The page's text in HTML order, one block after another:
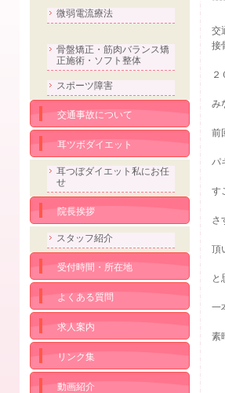
交
接
２
み
前
パ
す
さ
頂
と
一
素
微弱電流療法
骨盤矯正・筋肉バランス矯
正施術・ソフト整体
スポーツ障害
交通事故について
耳ツボダイエット
耳つぼダイエット私にお任
せ
院長挨拶
スタッフ紹介
受付時間・所在地
よくある質問
求人案内
リンク集
動画紹介